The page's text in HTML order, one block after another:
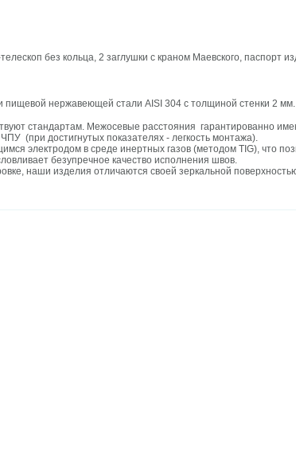
без кольца, 2 заглушки с краном Маевского, паспорт
нержавеющей стали AISI 304 с толщиной стенки 2 мм.
стандартам. Межосевые расстояния гарантированно
(при достигнутых показателях - легкость монтажа).
электродом в среде инертных газов (методом TIG), что
безупречное качество исполнения швов.
наши изделия отличаются своей зеркальной